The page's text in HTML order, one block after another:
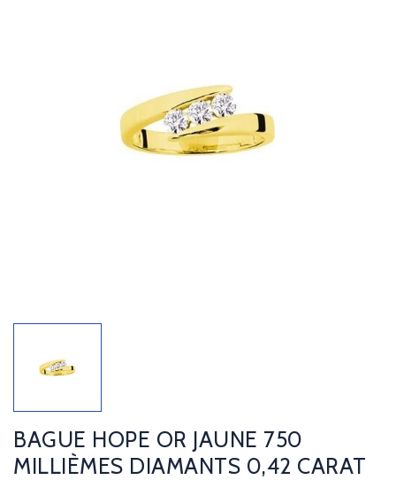
BAGUE HOPE OR JAUNE 750
MILLIÈMES DIAMANTS 0,42 CARAT